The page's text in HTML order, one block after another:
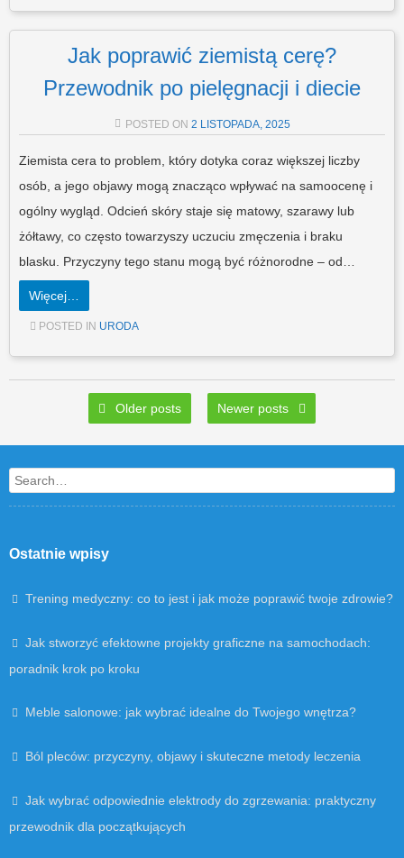
Jak poprawić ziemistą cerę?
Przewodnik po pielęgnacji i diecie
POSTED ON 2 LISTOPADA, 2025
Ziemista cera to problem, który dotyka coraz większej liczby
osób, a jego objawy mogą znacząco wpływać na samoocenę i
ogólny wygląd. Odcień skóry staje się matowy, szarawy lub
żółtawy, co często towarzyszy uczuciu zmęczenia i braku
blasku. Przyczyny tego stanu mogą być różnorodne – od…
Więcej…
POSTED IN URODA
Post navigation
Older posts Newer posts
Search
Ostatnie wpisy
Trening medyczny: co to jest i jak może poprawić twoje zdrowie?
Jak stworzyć efektowne projekty graficzne na samochodach:
poradnik krok po kroku
Meble salonowe: jak wybrać idealne do Twojego wnętrza?
Ból pleców: przyczyny, objawy i skuteczne metody leczenia
Jak wybrać odpowiednie elektrody do zgrzewania: praktyczny
przewodnik dla początkujących